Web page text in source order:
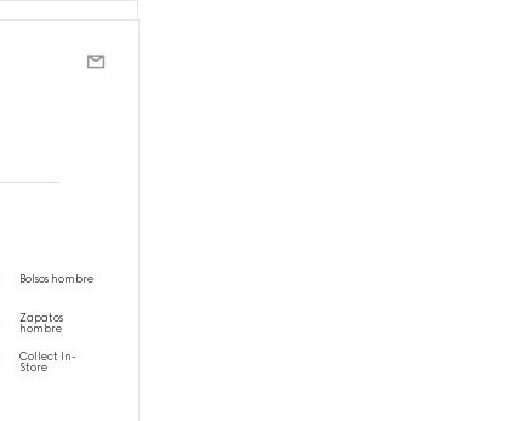
Bolsos hombre
Zapatos
hombre
Collect In-
Store